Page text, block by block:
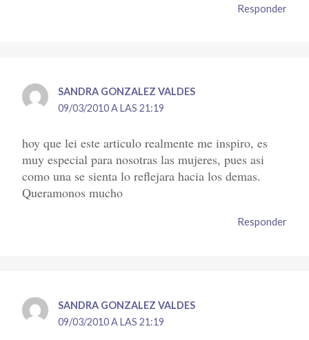
Responder
SANDRA GONZALEZ VALDES
09/03/2010 A LAS 21:19
hoy que lei este articulo realmente me inspiro, es
muy especial para nosotras las mujeres, pues asi
como una se sienta lo reflejara hacia los demas.
Queramonos mucho
Responder
SANDRA GONZALEZ VALDES
09/03/2010 A LAS 21:19